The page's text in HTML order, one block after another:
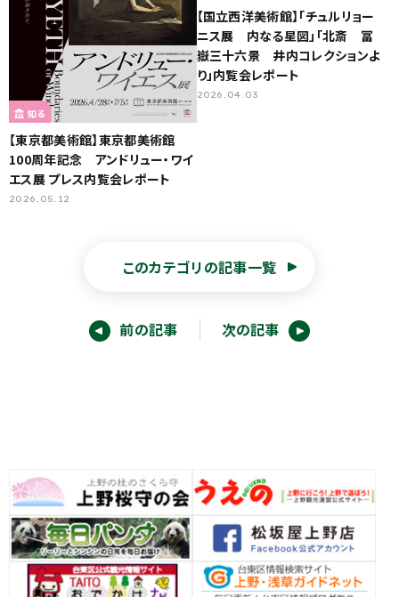
知る
【東京都美術館】東京都美術館
100周年記念 アンドリュー・ワイ
エス展 プレス内覧会レポート
2026.05.12
【国立西洋美術館】「チュルリョー
ニス展 内なる星図」「北斎 冨
嶽三十六景 井内コレクションよ
り」内覧会レポート
2026.04.03
前の記事
このカテゴリの記事一覧
次の記事